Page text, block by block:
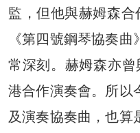
監，但他與赫姆森合
《第四號鋼琴協奏
常深刻。赫姆森亦
港合作演奏會。所以
及演奏協奏曲，也算